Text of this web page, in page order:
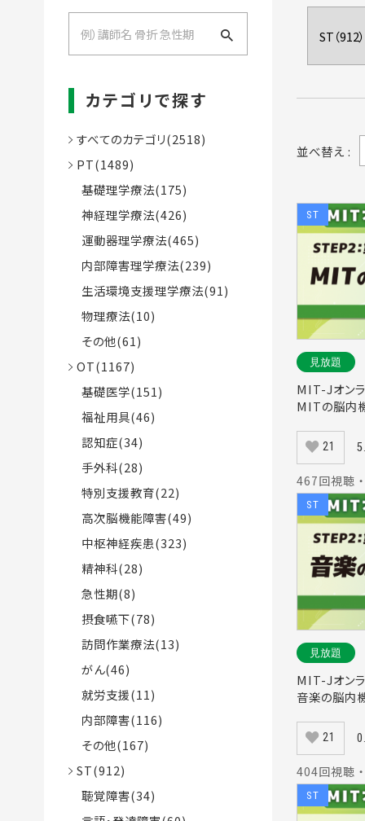
並べ替え :
ST
見放題
MIT-Jオンラ
MITの脳内
21
467回視聴
ST
見放題
MIT-Jオンラ
音楽の脳
21
404回視聴
ST
カテゴリで探す
すべてのカテゴリ(2518)
PT(1489)
基礎理学療法(175)
神経理学療法(426)
運動器理学療法(465)
内部障害理学療法(239)
生活環境支援理学療法(91)
物理療法(10)
その他(61)
OT(1167)
基礎医学(151)
福祉用具(46)
認知症(34)
手外科(28)
特別支援教育(22)
高次脳機能障害(49)
中枢神経疾患(323)
精神科(28)
急性期(8)
摂食嚥下(78)
訪問作業療法(13)
がん(46)
就労支援(11)
内部障害(116)
その他(167)
ST(912)
聴覚障害(34)